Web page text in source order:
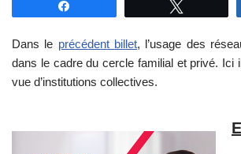
Dans le précédent billet, l’usage des
dans le cadre du cercle familial et privé. Ici
vue d’institutions collectives.